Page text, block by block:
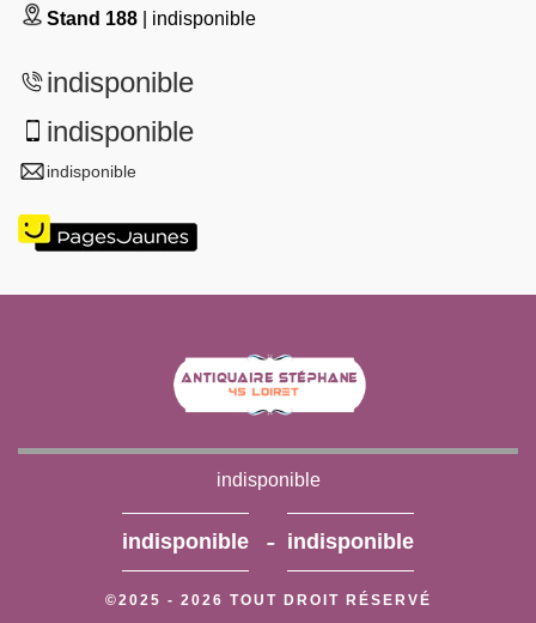
Stand 188 | indisponible
indisponible
indisponible
indisponible
indisponible
indisponible - indisponible
©2025 - 2026 TOUT DROIT RÉSERVÉ